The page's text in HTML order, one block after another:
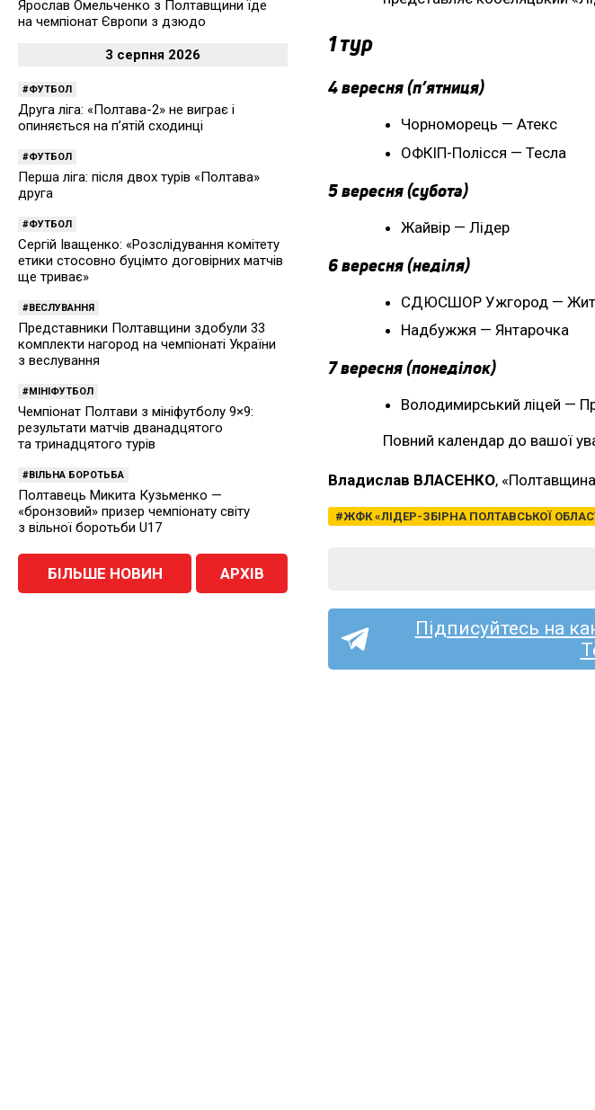
1 тур
4 вересня (п’ятниця)
Чорноморець — Атекс
ОФКІП-Полісся — Тесла
5 вересня (субота)
Жайвір — Лідер
6 вересня (неділя)
СДЮСШОР Ужгород —
Надбужжя — Янтарочка
7 вересня (понеділок)
Володимирський ліцей —
Повний календар до вашої
Владислав ВЛАСЕНКО,
ЖФК «ЛІДЕР-ЗБІРНА ПОЛТАВСЬКОЇ
Підписуйтесь на
Ярослав Омельченко з Полтавщини їде
на чемпіонат Європи з дзюдо
3 серпня 2026
ФУТБОЛ
Друга ліга: «Полтава-2» не виграє і
опиняється на п’ятій сходинці
ФУТБОЛ
Перша ліга: після двох турів «Полтава»
друга
ФУТБОЛ
Сергій Іващенко: «Розслідування комітету
етики стосовно буцімто договірних матчів
ще триває»
ВЕСЛУВАННЯ
Представники Полтавщини здобули 33
комплекти нагород на чемпіонаті України
з веслування
МІНІФУТБОЛ
Чемпіонат Полтави з мініфутболу 9×9:
результати матчів дванадцятого
та тринадцятого турів
ВІЛЬНА БОРОТЬБА
Полтавець Микита Кузьменко —
«бронзовий» призер чемпіонату світу
з вільної боротьби U17
БІЛЬШЕ НОВИН АРХІВ